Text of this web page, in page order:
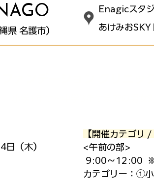
Enagicスタ
県 名護市） あけみおSKY
（木）
【開催カテゴリ /
<午前の部>
9:00～12:00
カテゴリー：①